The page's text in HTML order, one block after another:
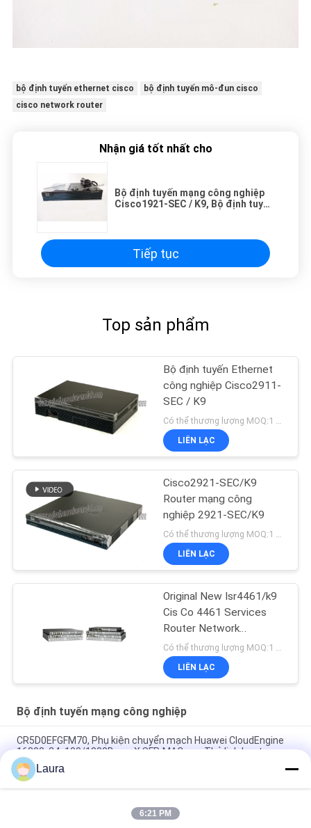
bộ định tuyến ethernet cisco
bộ định tuyến mô-đun cisco
cisco network router
Nhận giá tốt nhất cho
Bộ định tuyến mạng công nghiệp
Cisco1921-SEC / K9, Bộ định tuyến
Tiếp tục
Top sản phẩm
Bộ định tuyến Ethernet
công nghiệp Cisco2911-
SEC / K9
Có thể thương lượng MOQ:1 đơn vị
LIÊN LẠC
Cisco2921-SEC/K9
Router mạng công
nghiệp 2921-SEC/K9
LIÊN LẠC
Original New Isr4461/k9
Cis Co 4461 Services
Router Network
PouterISR4461/K9
LIÊN LẠC
Bộ định tuyến mạng công nghiệp
CR5D0EFGFM70, Phụ kiện chuyển mạch Huawei CloudEngine
16800, 24x100/1000Base-X SFP, MACsec, Thẻ linh hoạt
CR5D0SRUAI70, Bảng điều khiển chính Huawei NetEngine 8000,
bộ nhớ 32G/SRUA-1 TA-F/Bảng xử lý chính A18A
CR5DSFUIT07F, bộ chuyển mạch dòng CR5DSFUIT của Huawei,
Laura
6:21 PM